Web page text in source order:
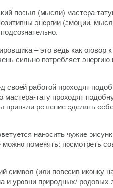
посыл (мысли) мастера
энергии (эмоции,
– это ведь как
сильно потребляет
работой проходят
тату проходят
решение сделать себе
наносить чужие
поменять: посмотреть
символ (или повесив иконку
и уровни природных/